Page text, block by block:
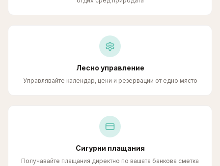
Лесно управление
Управлявайте календар, цени и резервации от едно място
Сигурни плащания
Получавайте плащания директно по вашата банкова сметка